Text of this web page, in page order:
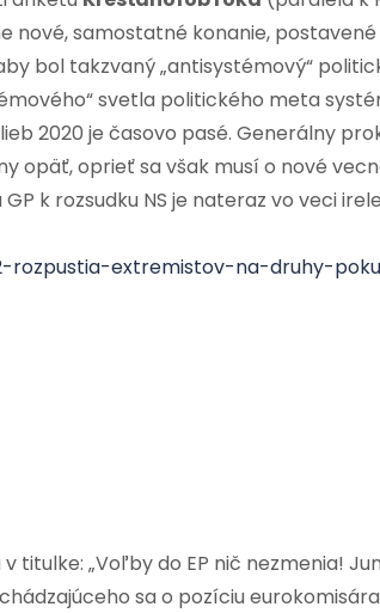
nové, samostatné konanie,
bol takzvaný „antisystémový“
svetla politického meta
2020 je časovo pasé. Generálny
opäť, oprieť sa však musí o nové
k rozsudku NS je nateraz vo veci
rozpustia-extremistov-na-druhy-
titulke: „Voľby do EP nič nezmenia!
sa o pozíciu